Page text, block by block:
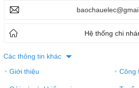
Hệ thống chi
Các thông tin khác
● Giới thiệu ● Công